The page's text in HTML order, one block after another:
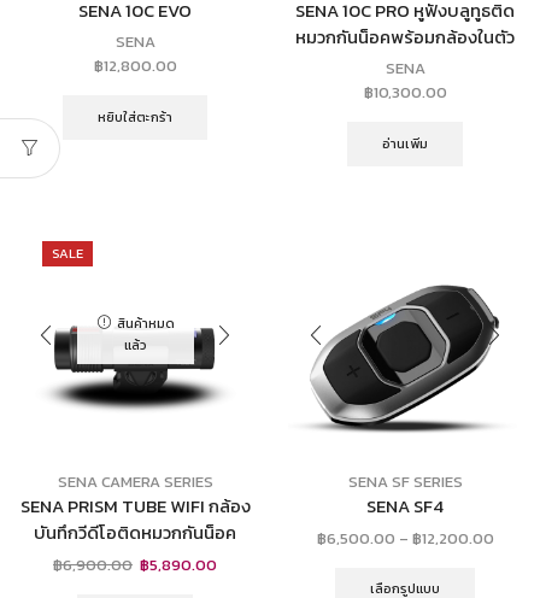
SENA 10C EVO
SENA
฿12,800.00
หยิบใส่ตะกร้า
SENA 10C PRO หูฟังบลูทูธติด
หมวกกันน็อคพร้อมกล้องในตัว
SENA
฿10,300.00
อ่านเพิ่ม
SALE
สินค้าหมด
แล้ว
SENA CAMERA SERIES
SENA PRISM TUBE WIFI กล้อง
บันทึกวีดีโอติดหมวกกันน็อค
฿6,900.00 ฿5,890.00
SENA SF SERIES
SENA SF4
฿6,500.00 – ฿12,200.00
เลือกรูปแบบ